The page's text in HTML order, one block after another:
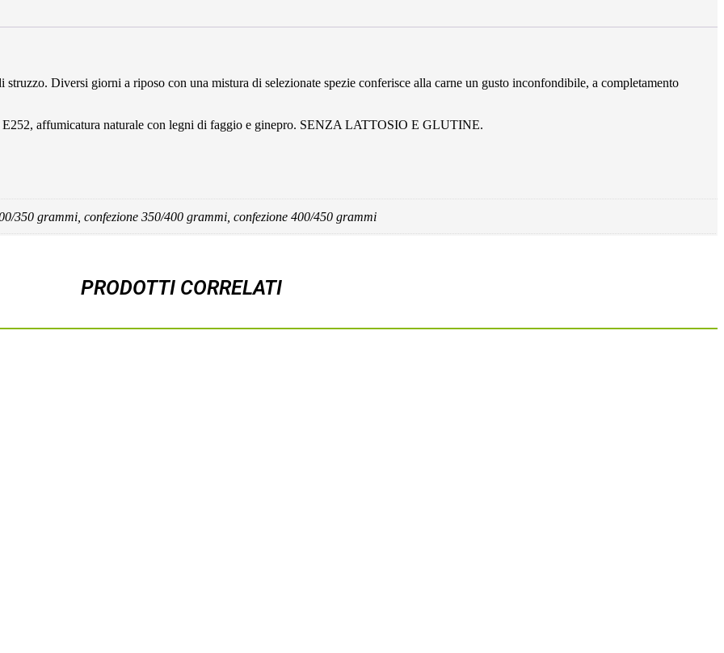
Diversi giorni a riposo con una mistura di selezionate spezie conferisce alla carne un gusto inconfondibile, a completamento
E252, affumicatura naturale con legni di faggio e ginepro. SENZA LATTOSIO E GLUTINE.
350 grammi, confezione 350/400 grammi, confezione 400/450 grammi
PRODOTTI CORRELATI